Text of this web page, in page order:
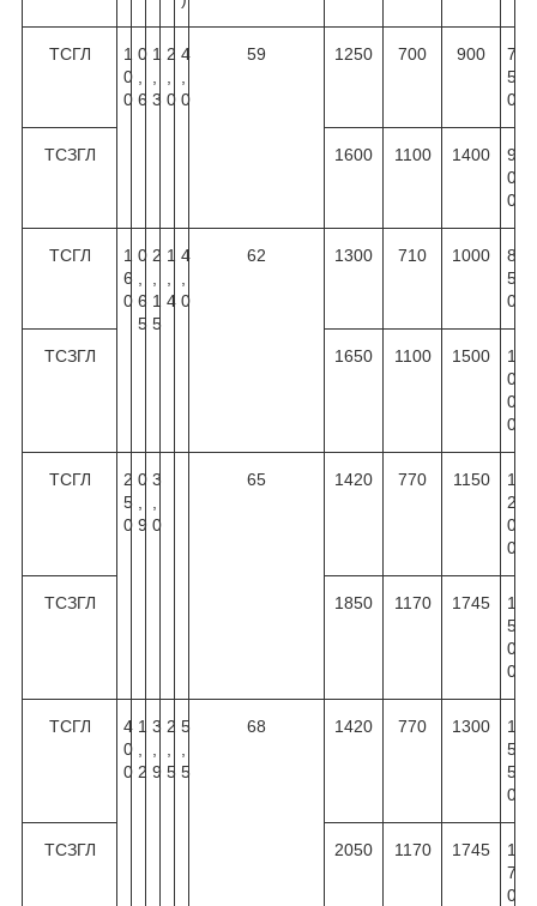
ТСГЛ
1
0
0
0
6
1
3
2
0
4
0
59 1250 700 900
7
5
0
ТСЗГЛ 1600 1100 1400
9
0
0
ТСГЛ
1
6
0
0
6
5
2
1
5
1
4
4
0
62 1300 710 1000
8
5
0
ТСЗГЛ 1650 1100 1500
1
0
0
0
ТСГЛ
2
5
0
0
9
3
0
65 1420 770 1150
1
2
0
0
ТСЗГЛ 1850 1170 1745
1
5
0
0
ТСГЛ
4
0
0
1
2
3
9
2
5
5
5
68 1420 770 1300
1
5
5
0
ТСЗГЛ 2050 1170 1745
1
7
0